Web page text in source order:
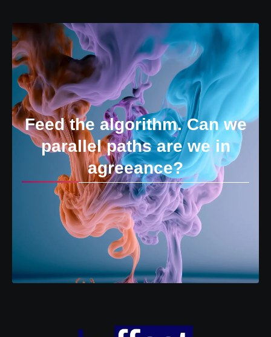
Feed the algorithm. Can we
parallel paths are we in
agreeance?